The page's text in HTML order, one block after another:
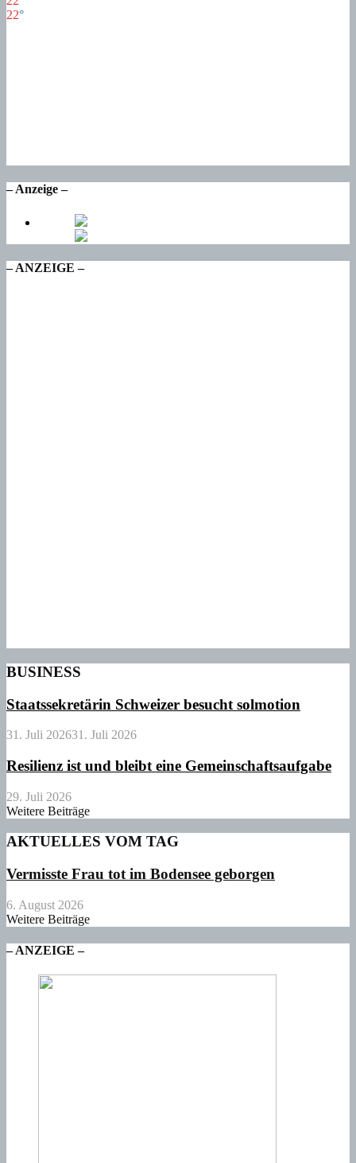
22°
– Anzeige –
– ANZEIGE –
BUSINESS
Staatssekretärin Schweizer besucht solmotion
31. Juli 202631. Juli 2026
Resilienz ist und bleibt eine Gemeinschaftsaufgabe
29. Juli 2026
Weitere Beiträge
AKTUELLES VOM TAG
Vermisste Frau tot im Bodensee geborgen
6. August 2026
Weitere Beiträge
– ANZEIGE –